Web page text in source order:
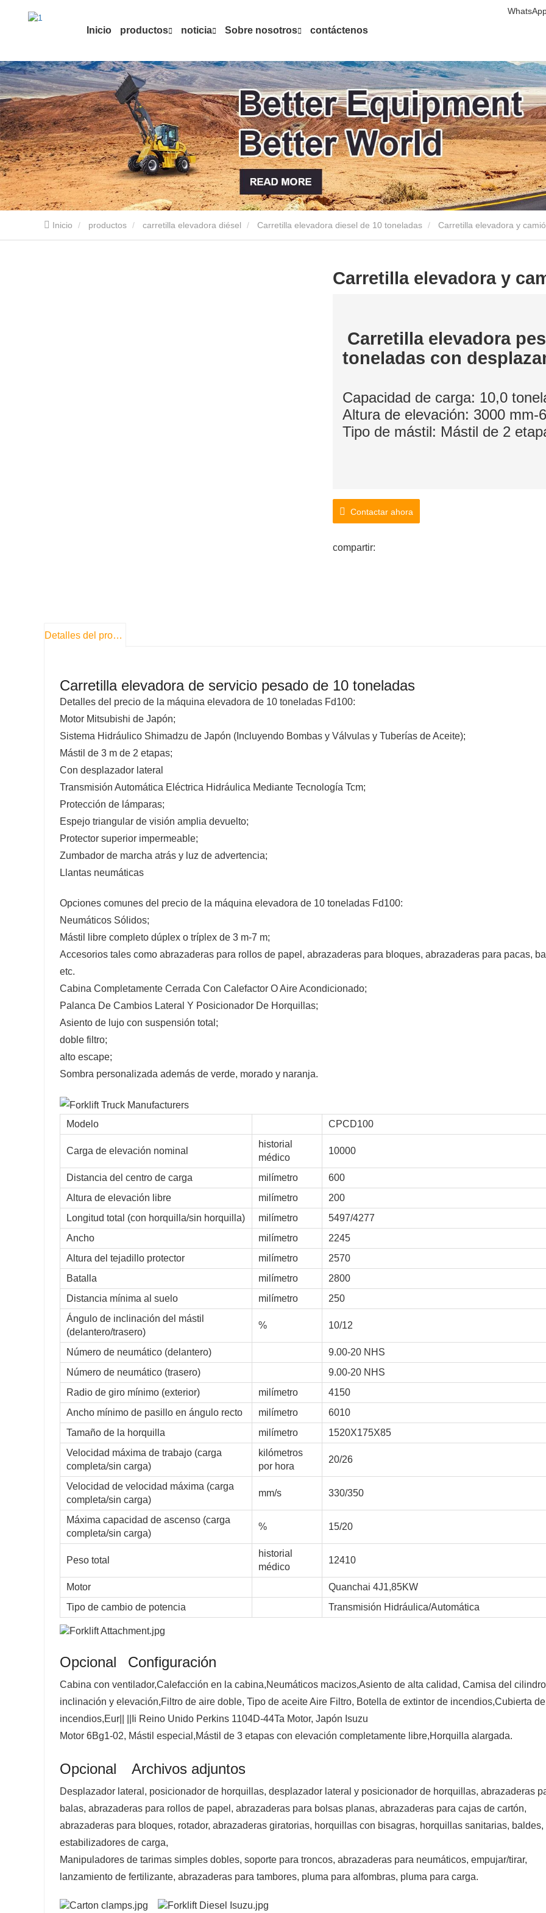
Inicio productos noticia Sobre nosotros contáctenos
Inicio productos carretilla elevadora diésel Carretilla elevadora diesel de 10 toneladas Carretilla elevadora y
Carretilla elevadora y
Carretilla elevadora
toneladas con
Capacidad de carga: 10,0
Altura de elevación: 3000 mm-
Tipo de mástil: Mástil de 2
Contactar ahora
compartir:
Detalles del producto
Carretilla elevadora de servicio pesado de 10 toneladas
Detalles del precio de la máquina elevadora de 10 toneladas Fd100:
Motor Mitsubishi de Japón;
Sistema Hidráulico Shimadzu de Japón (Incluyendo Bombas y Válvulas y Tuberías de Aceite);
Mástil de 3 m de 2 etapas;
Con desplazador lateral
Transmisión Automática Eléctrica Hidráulica Mediante Tecnología Tcm;
Protección de lámparas;
Espejo triangular de visión amplia devuelto;
Protector superior impermeable;
Zumbador de marcha atrás y luz de advertencia;
Llantas neumáticas
Opciones comunes del precio de la máquina elevadora de 10 toneladas Fd100:
Neumáticos Sólidos;
Mástil libre completo dúplex o tríplex de 3 m-7 m;
Accesorios tales como abrazaderas para rollos de papel, abrazaderas para bloques, abrazaderas para pacas,
etc.
Cabina Completamente Cerrada Con Calefactor O Aire Acondicionado;
Palanca De Cambios Lateral Y Posicionador De Horquillas;
Asiento de lujo con suspensión total;
doble filtro;
alto escape;
Sombra personalizada además de verde, morado y naranja.
Modelo CPCD100
Carga de elevación nominal
historial
médico
10000
Distancia del centro de carga milímetro
600
Altura de elevación libre
milímetro
200
Longitud total (con horquilla/sin horquilla)
milímetro
5497/4277
Ancho
milímetro
2245
Altura del tejadillo protector
milímetro
2570
Batalla
milímetro
2800
Distancia mínima al suelo
milímetro
250
Ángulo de inclinación del mástil
(delantero/trasero)
% 10/12
Número de neumático (delantero)
9.00-20 NHS
Número de neumático (trasero)
9.00-20 NHS
Radio de giro mínimo (exterior)
milímetro
4150
Ancho mínimo de pasillo en ángulo recto
milímetro
6010
Tamaño de la horquilla
milímetro
1520X175X85
Velocidad máxima de trabajo (carga
completa/sin carga)
kilómetros
por hora
20/26
Velocidad de velocidad máxima (carga
completa/sin carga)
mm/s 330/350
Máxima capacidad de ascenso (carga
completa/sin carga)
% 15/20
Peso total
historial
médico
12410
Motor
Quanchai 4J1,85KW
Tipo de cambio de potencia
Transmisión Hidráulica/Automática
Opcional Configuración
Cabina con ventilador,Calefacción en la cabina,Neumáticos macizos,Asiento de alta calidad, Camisa del
inclinación y elevación,Filtro de aire doble, Tipo de aceite Aire Filtro, Botella de extintor de incendios,Cubierta de
incendios,Eur|| ||Ii Reino Unido Perkins 1104D-44Ta Motor, Japón Isuzu
Motor 6Bg1-02, Mástil especial,Mástil de 3 etapas con elevación completamente libre,Horquilla alargada.
Opcional Archivos adjuntos
Desplazador lateral, posicionador de horquillas, desplazador lateral y posicionador de horquillas, abrazaderas
balas, abrazaderas para rollos de papel, abrazaderas para bolsas planas, abrazaderas para cajas de cartón,
abrazaderas para bloques, rotador, abrazaderas giratorias, horquillas con bisagras, horquillas sanitarias, baldes,
estabilizadores de carga,
Manipuladores de tarimas simples dobles, soporte para troncos, abrazaderas para neumáticos, empujar/tirar,
lanzamiento de fertilizante, abrazaderas para tambores, pluma para alfombras, pluma para carga.